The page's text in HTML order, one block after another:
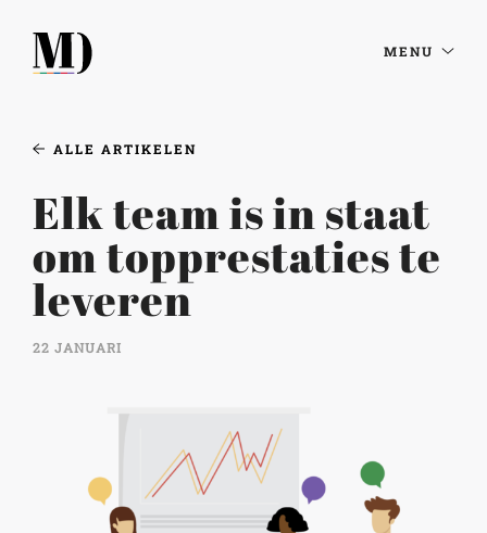
MENU
ALLE ARTIKELEN
Elk team is in staat
om topprestaties te
leveren
22 JANUARI